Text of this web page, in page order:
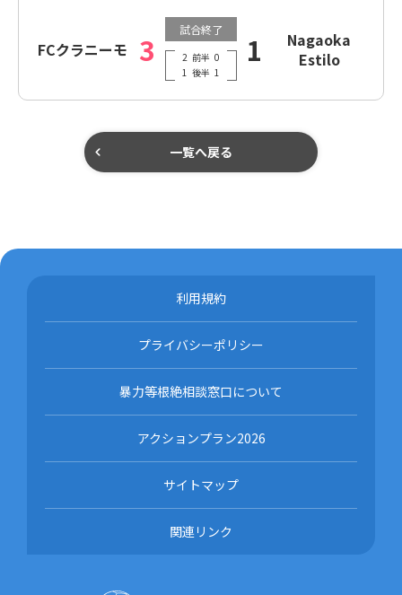
FCクラニーモ 3
試合終了
2 前半 0
1 後半 1
1
Nagaoka
Estilo
一覧へ戻る
利用規約
プライバシーポリシー
暴力等根絶相談窓口について
アクションプラン2026
サイトマップ
関連リンク